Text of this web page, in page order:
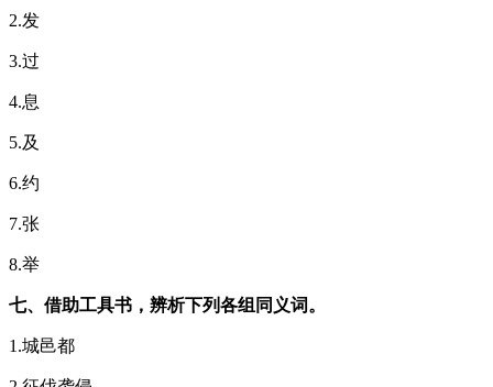
2.发
3.过
4.息
5.及
6.约
7.张
8.举
七、借助工具书，辨析下列各组同义词。
1.城邑都